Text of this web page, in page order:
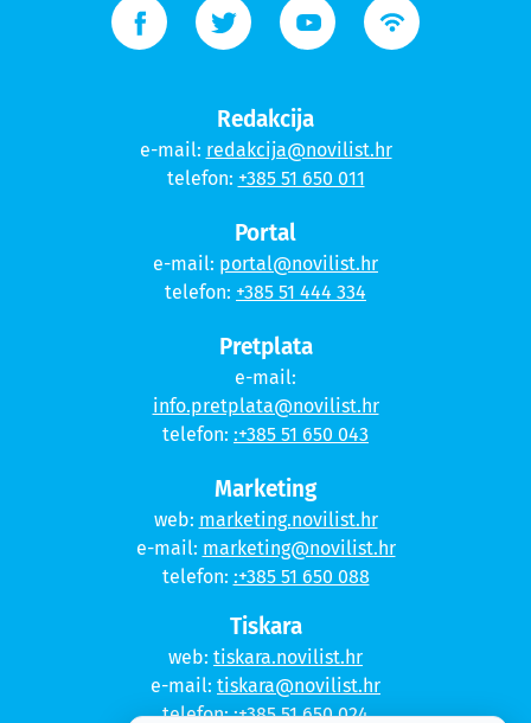
Redakcija
e-mail: redakcija@novilist.hr
telefon: +385 51 650 011
Portal
e-mail: portal@novilist.hr
telefon: +385 51 444 334
Pretplata
e-mail:
info.pretplata@novilist.hr
telefon: :+385 51 650 043
Marketing
web: marketing.novilist.hr
e-mail: marketing@novilist.hr
telefon: :+385 51 650 088
Tiskara
web: tiskara.novilist.hr
e-mail: tiskara@novilist.hr
telefon::+385 51 650 024